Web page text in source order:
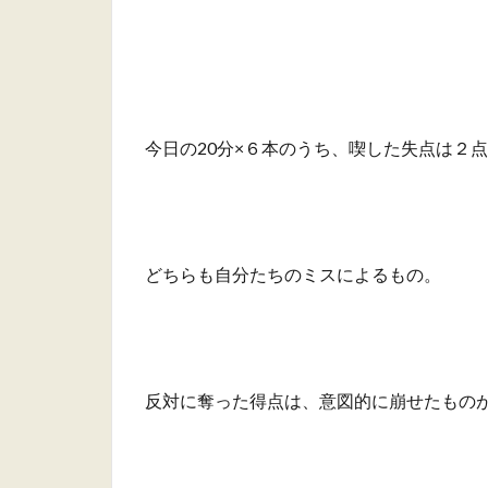
今日の20分×６本のうち、喫した失点は２点
どちらも自分たちのミスによるもの。
反対に奪った得点は、意図的に崩せたもの